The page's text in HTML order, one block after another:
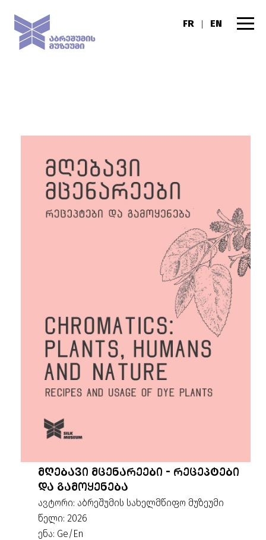
FR | EN
ᲛᲦᲔᲑᲐᲕᲘ ᲛᲪᲔᲜᲐᲠᲔᲔᲑᲘ - ᲠᲔᲪᲔᲞᲢᲔᲑᲘ
ᲓᲐ ᲒᲐᲛᲝᲧᲔᲜᲔᲑᲐ
ავტორი: აბრეშუმის სახელმწიფო მუზეუმი
წელი: 2026
ენა: Ge/En